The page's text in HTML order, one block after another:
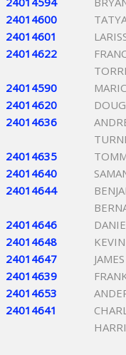
24014600
24014601
24014622
24014590
24014620
24014636
24014635
24014640
24014644
24014646
24014648
24014647
24014639
24014653
24014641